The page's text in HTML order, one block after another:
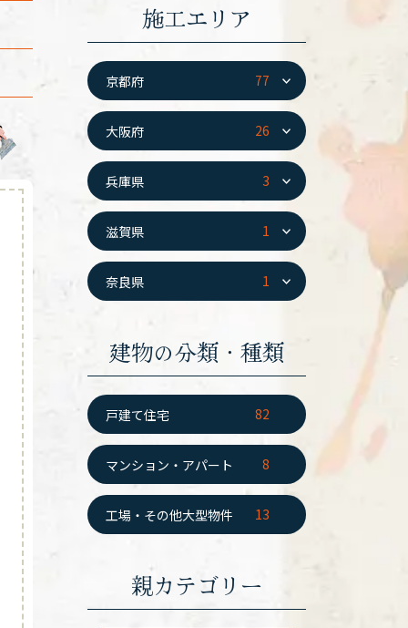
施工エリア
京都府 77
大阪府 26
兵庫県 3
滋賀県 1
奈良県 1
建物の分類・種類
戸建て住宅 82
マンション・アパート 8
工場・その他大型物件 13
親カテゴリー